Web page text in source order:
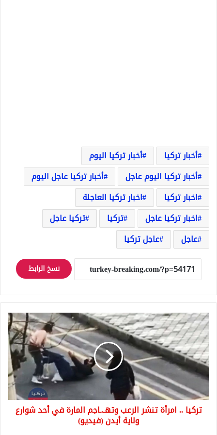
أخبار تركيا
أخبار تركيا اليوم
أخبار تركيا اليوم عاجل
أخبار تركيا عاجل اليوم
اخبار تركيا
اخبار تركيا العاجلة
اخبار تركيا عاجل
تركيا
تركيا عاجل
عاجل
عاجل تركيا
نسخ الرابط
تركيا
..
امرأة
تنشر
الرعب
وتهـ.ـاجم
المارة
أحد
شوارع
تركيا .. امرأة تنشر الرعب وتهـ.ـاجم المارة في أحد شوارع
ولاية أيدن (فيديو)